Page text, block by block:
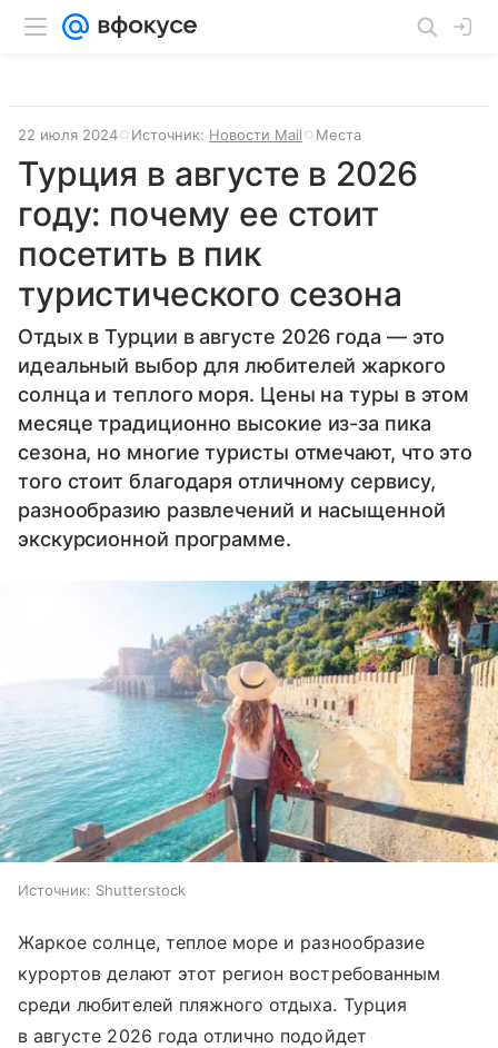
22 июля 2024 Источник: Новости Mail Места
Турция в августе в 2026
году: почему ее стоит
посетить в пик
туристического сезона
Отдых в Турции в августе 2026 года — это
идеальный выбор для любителей жаркого
солнца и теплого моря. Цены на туры в этом
месяце традиционно высокие из-за пика
сезона, но многие туристы отмечают, что это
того стоит благодаря отличному сервису,
разнообразию развлечений и насыщенной
экскурсионной программе.
Источник: Shutterstock
Жаркое солнце, теплое море и разнообразие
курортов делают этот регион востребованным
среди любителей пляжного отдыха. Турция
в августе 2026 года отлично подойдет